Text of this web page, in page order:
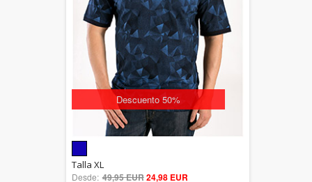
Descuento 50%
out of 5
Talla XL
Desde: 49,95 EUR24,98 EUR